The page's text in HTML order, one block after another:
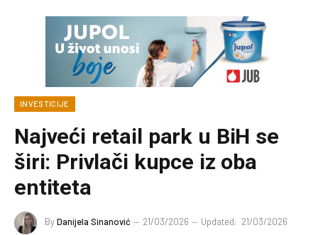
INVESTICIJE
Najveći retail park u BiH se
širi: Privlači kupce iz oba
entiteta
ByDanijela Sinanović 21/03/2026 Updated: 21/03/2026